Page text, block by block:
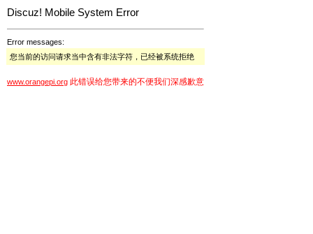
Discuz! Mobile System Error
Error messages:
您当前的访问请求当中含有非法字符，已经被系统拒绝
www.orangepi.org 此错误给您带来的不便我们深感歉意